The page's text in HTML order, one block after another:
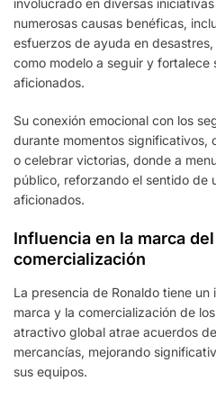
numerosas causas benéficas,
esfuerzos de ayuda en
como modelo a seguir y fortalece
aficionados.
Su conexión emocional con los
durante momentos significativos,
o celebrar victorias, donde a
público, reforzando el sentido de
aficionados.
Influencia en la marca
comercialización
La presencia de Ronaldo tiene
marca y la comercialización de
atractivo global atrae acuerdos
mercancías, mejorando
sus equipos.